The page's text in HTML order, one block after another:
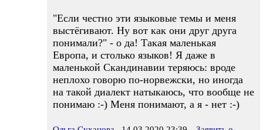
"Если честно эти языковые темы и меня
выстёгивают. Ну вот как они друг друга
понимали?" - о да! Такая маленькая
Европа, и столько языков! Я даже в
маленькой Скандинавии теряюсь: вроде
неплохо говорю по-норвежски, но иногда
на такой диалект натыкаюсь, что вообще не
понимаю :-) Меня понимают, а я - нет :-)